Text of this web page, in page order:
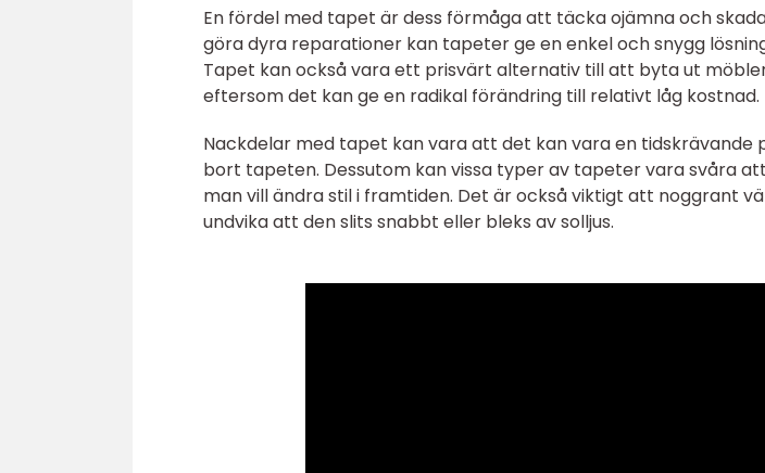
En fördel med tapet är dess förmåga att täcka ojämna och
göra dyra reparationer kan tapeter ge en enkel och snygg
Tapet kan också vara ett prisvärt alternativ till att byta ut
eftersom det kan ge en radikal förändring till relativt låg kostnad.
Nackdelar med tapet kan vara att det kan vara en
bort tapeten. Dessutom kan vissa typer av tapeter vara svåra
man vill ändra stil i framtiden. Det är också viktigt att noggrant
undvika att den slits snabbt eller bleks av solljus.